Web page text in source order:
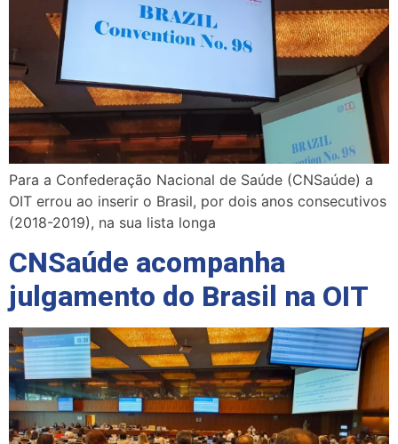
Para a Confederação Nacional de Saúde (CNSaúde) a
OIT errou ao inserir o Brasil, por dois anos consecutivos
(2018-2019), na sua lista longa
CNSaúde acompanha
julgamento do Brasil na OIT